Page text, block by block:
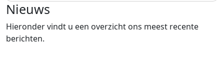
Nieuws
Hieronder vindt u een overzicht ons meest recente
berichten.